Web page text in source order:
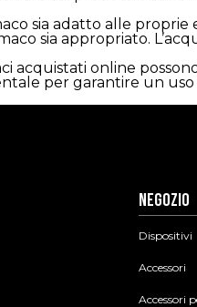
sia adatto alle
sia appropriato.
acquistati online
per garantire un
Negozio
Dispositivi
Accessori
Accessori